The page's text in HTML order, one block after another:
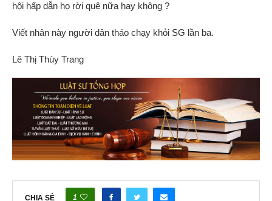
hội hấp dẫn họ rời quê nữa hay không ?
Viết nhân này người dân tháo chạy khỏi SG lần ba.
Lê Thị Thùy Trang
CHIA SẺ 1